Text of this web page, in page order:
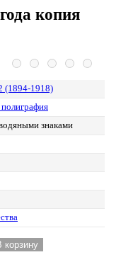
копия
(1894-1918)
знаками